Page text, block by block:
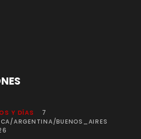
Y DÍAS
7
ARGENTINA/BUENOS_AIRES